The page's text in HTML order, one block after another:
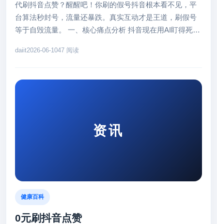
代刷抖音点赞？醒醒吧！你刷的假号抖音根本看不见，平
台算法秒封号，流量还暴跌。真实互动才是王道，刷假号
等于自毁流量。 一、核心痛点分析 抖音现在用AI盯得死死
daiit2026-06-1047 阅读
资讯
健康百科
0元刷抖音点赞